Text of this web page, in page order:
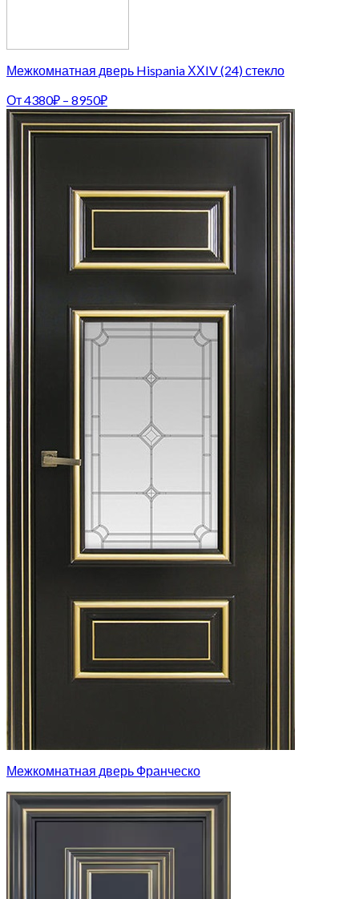
Межкомнатная дверь Hispania ХХIV (24) стекло
От4380₽ – 8950₽
Межкомнатная дверь Франческо